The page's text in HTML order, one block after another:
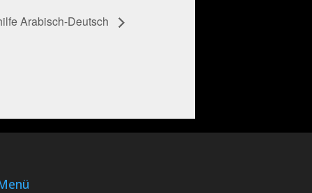
Arabisch-Deutsch